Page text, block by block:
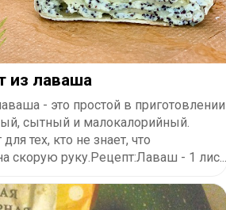
из лаваша
- это простой в приготовлении
сытный и малокалорийный.
тех, кто не знает, что
скорую руку.Рецепт:Лаваш - 1 лис...